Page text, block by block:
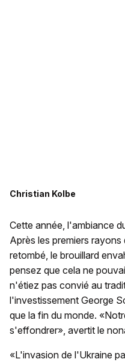
Christian Kolbe
Cette année, l'ambiance
Après les premiers
retombé, le brouillard
pensez que cela ne
n'étiez pas convié au
l'investissement George
que la fin du monde.
s'effondrer», avertit le
«L'invasion de l'Ukraine